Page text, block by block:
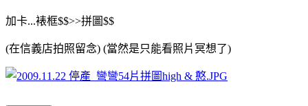
加卡...裱框$$>>拼圖$$
(在信義店拍照留念) (當然是只能看照片冥想了)